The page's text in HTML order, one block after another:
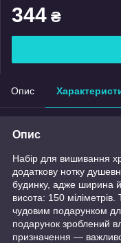
344 ₴
Опис
Опис
Набір для вишивання
додаткову нотку
будинку, адже ширина
висота: 150
чудовим подарунком
подарунок зроблений
призначення —